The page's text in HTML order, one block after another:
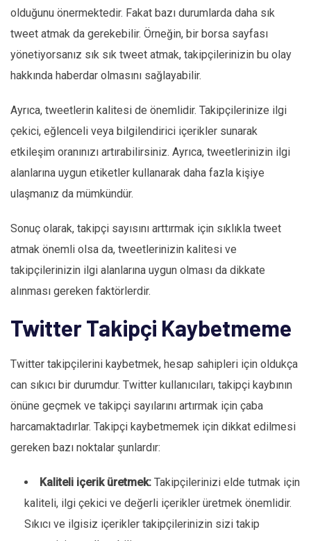
olduğunu önermektedir. Fakat bazı durumlarda daha sık
tweet atmak da gerekebilir. Örneğin, bir borsa sayfası
yönetiyorsanız sık sık tweet atmak, takipçilerinizin bu olay
hakkında haberdar olmasını sağlayabilir.
Ayrıca, tweetlerin kalitesi de önemlidir. Takipçilerinize ilgi
çekici, eğlenceli veya bilgilendirici içerikler sunarak
etkileşim oranınızı artırabilirsiniz. Ayrıca, tweetlerinizin ilgi
alanlarına uygun etiketler kullanarak daha fazla kişiye
ulaşmanız da mümkündür.
Sonuç olarak, takipçi sayısını arttırmak için sıklıkla tweet
atmak önemli olsa da, tweetlerinizin kalitesi ve
takipçilerinizin ilgi alanlarına uygun olması da dikkate
alınması gereken faktörlerdir.
Twitter Takipçi Kaybetmeme
Twitter takipçilerini kaybetmek, hesap sahipleri için oldukça
can sıkıcı bir durumdur. Twitter kullanıcıları, takipçi kaybının
önüne geçmek ve takipçi sayılarını artırmak için çaba
harcamaktadırlar. Takipçi kaybetmemek için dikkat edilmesi
gereken bazı noktalar şunlardır:
Kaliteli içerik üretmek: Takipçilerinizi elde tutmak için
kaliteli, ilgi çekici ve değerli içerikler üretmek önemlidir.
Sıkıcı ve ilgisiz içerikler takipçilerinizin sizi takip